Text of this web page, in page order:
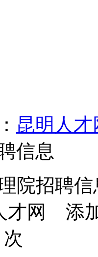
昆明人才
信息
院招聘信
才网
添
次